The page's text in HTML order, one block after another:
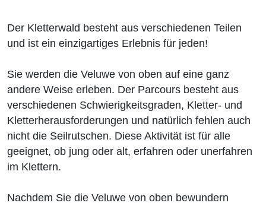
Der Kletterwald besteht aus verschiedenen Teilen
und ist ein einzigartiges Erlebnis für jeden!
Sie werden die Veluwe von oben auf eine ganz
andere Weise erleben. Der Parcours besteht aus
verschiedenen Schwierigkeitsgraden, Kletter- und
Kletterherausforderungen und natürlich fehlen auch
nicht die Seilrutschen. Diese Aktivität ist für alle
geeignet, ob jung oder alt, erfahren oder unerfahren
im Klettern.
Nachdem Sie die Veluwe von oben bewundern